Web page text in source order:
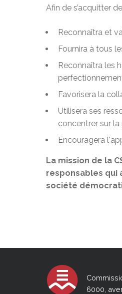
Afin de s’acquitter
Reconnaîtra et
Fournira à tous
Reconnaîtra les
Favorisera la
Utilisera ses
concentrer sur
Encouragera
La mission de la
responsables qui
société
6000,